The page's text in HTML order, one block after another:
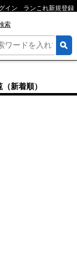
イン ランこれ新規登録
索
新着順）